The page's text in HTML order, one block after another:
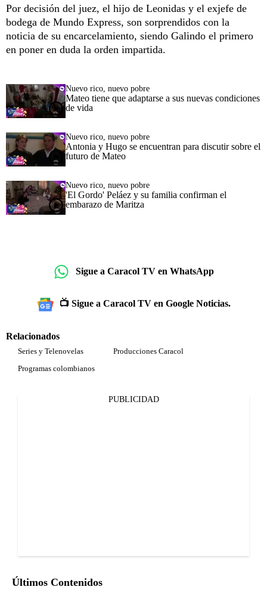
Por decisión del juez, el hijo de Leonidas y el exjefe de
bodega de Mundo Express, son sorprendidos con la
noticia de su encarcelamiento, siendo Galindo el primero
en poner en duda la orden impartida.
Nuevo rico, nuevo pobre
Mateo tiene que adaptarse a sus nuevas condiciones
de vida
Nuevo rico, nuevo pobre
Antonia y Hugo se encuentran para discutir sobre el
futuro de Mateo
Nuevo rico, nuevo pobre
'El Gordo' Peláez y su familia confirman el
embarazo de Maritza
Sigue a Caracol TV en WhatsApp
📺 Sigue a Caracol TV en Google Noticias.
Relacionados
Series y Telenovelas
Producciones Caracol
Programas colombianos
PUBLICIDAD
Últimos Contenidos